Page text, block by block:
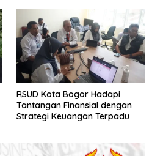
RSUD Kota Bogor Hadapi
Tantangan Finansial dengan
Strategi Keuangan Terpadu